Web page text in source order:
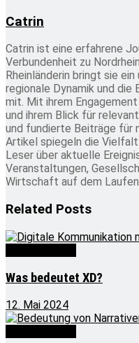
Catrin
Catrin ist eine erfahrene
Verbundenheit zu
Rheinländerin bringt sie
regionale Dynamik und
mit. Mit ihrem
und ihrem Blick für
und fundierte Beiträge für
Artikel spiegeln die
Leser über aktuelle
Veranstaltungen,
Wirtschaft auf dem
Related Posts
Was bedeutet XD?
12. Mai 2024